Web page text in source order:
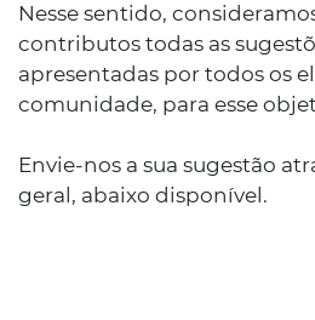
Nesse sentido,
contributos todas as
apresentadas por todos os
comunidade, para esse
Envie-nos a sua sugestão
geral, abaixo disponível.